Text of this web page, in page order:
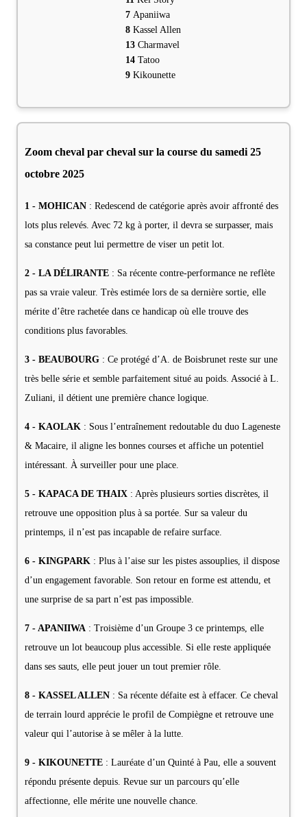
7 Apaniiwa
8 Kassel Allen
13 Charmavel
14 Tatoo
9 Kikounette
Zoom cheval par cheval sur la course du samedi 25
octobre 2025
1 - MOHICAN : Redescend de catégorie après avoir affronté des
lots plus relevés. Avec 72 kg à porter, il devra se surpasser, mais
sa constance peut lui permettre de viser un petit lot.
2 - LA DÉLIRANTE : Sa récente contre-performance ne reflète
pas sa vraie valeur. Très estimée lors de sa dernière sortie, elle
mérite d’être rachetée dans ce handicap où elle trouve des
conditions plus favorables.
3 - BEAUBOURG : Ce protégé d’A. de Boisbrunet reste sur une
très belle série et semble parfaitement situé au poids. Associé à L.
Zuliani, il détient une première chance logique.
4 - KAOLAK : Sous l’entraînement redoutable du duo Lageneste
& Macaire, il aligne les bonnes courses et affiche un potentiel
intéressant. À surveiller pour une place.
5 - KAPACA DE THAIX : Après plusieurs sorties discrètes, il
retrouve une opposition plus à sa portée. Sur sa valeur du
printemps, il n’est pas incapable de refaire surface.
6 - KINGPARK : Plus à l’aise sur les pistes assouplies, il dispose
d’un engagement favorable. Son retour en forme est attendu, et
une surprise de sa part n’est pas impossible.
7 - APANIIWA : Troisième d’un Groupe 3 ce printemps, elle
retrouve un lot beaucoup plus accessible. Si elle reste appliquée
dans ses sauts, elle peut jouer un tout premier rôle.
8 - KASSEL ALLEN : Sa récente défaite est à effacer. Ce cheval
de terrain lourd apprécie le profil de Compiègne et retrouve une
valeur qui l’autorise à se mêler à la lutte.
9 - KIKOUNETTE : Lauréate d’un Quinté à Pau, elle a souvent
répondu présente depuis. Revue sur un parcours qu’elle
affectionne, elle mérite une nouvelle chance.